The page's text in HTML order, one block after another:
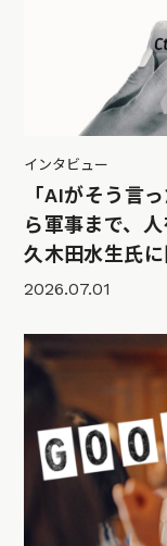
インタビュー
「AIがそう言
ら軍事まで、
久木田水生氏に
2026.07.01